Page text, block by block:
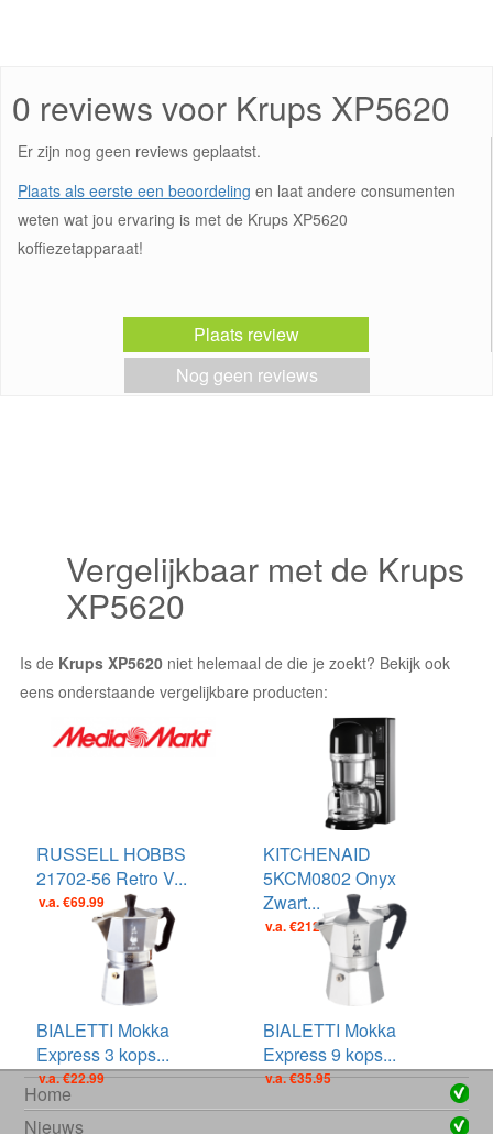
0 reviews voor Krups XP5620
Er zijn nog geen reviews geplaatst.
Plaats als eerste een beoordeling en laat andere consumenten
weten wat jou ervaring is met de Krups XP5620
koffiezetapparaat!
Plaats review
Nog geen reviews
Vergelijkbaar met de Krups
XP5620
Is de Krups XP5620 niet helemaal de die je zoekt? Bekijk ook
eens onderstaande vergelijkbare producten:
RUSSELL HOBBS
21702-56 Retro V...
v.a. €69.99
KITCHENAID
5KCM0802 Onyx
Zwart...
v.a. €212.00
BIALETTI Mokka
Express 3 kops...
v.a. €22.99
BIALETTI Mokka
Express 9 kops...
v.a. €35.95
Home
Nieuws